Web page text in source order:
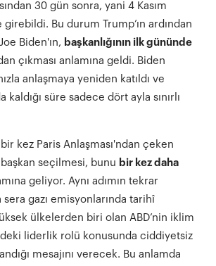
30 gün sonra, yani 4 Kasım
Bu durum Trump’ın ardından
Biden'ın, başkanlığının ilk gününde
çıkması anlamına geldi. Biden
anlaşmaya yeniden katıldı ve
kaldığı süre sadece dört ayla sınırlı
kez Paris Anlaşması'ndan çeken
başkan seçilmesi, bunu bir kez daha
geliyor. Aynı adımın tekrar
gazı emisyonlarında tarihî
ülkelerden biri olan ABD’nin iklim
liderlik rolü konusunda ciddiyetsiz
mesajını verecek. Bu anlamda